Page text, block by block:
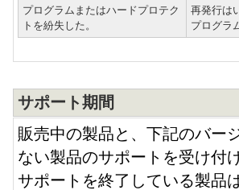
プログラムまたはハードプロテク
トを紛失した。
再発行は
プログラ
サポート期間
販売中の製品と、下記のバー
ない製品のサポートを受け付
サポートを終了している製品